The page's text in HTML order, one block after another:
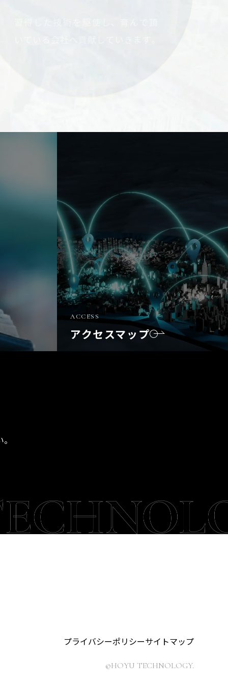
ACCESS
アクセスマップ
プライバシーポリシーサイトマップ
©HOYU TECHNOLOGY.